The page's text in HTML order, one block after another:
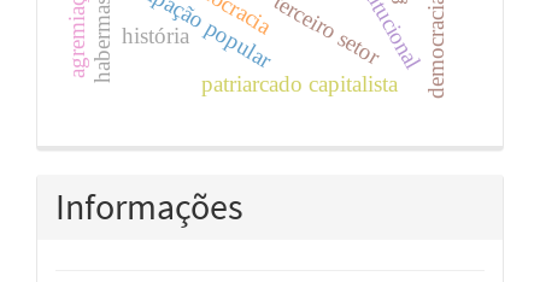
história terceiro setor
patriarcado capitalista
habermas
Informações